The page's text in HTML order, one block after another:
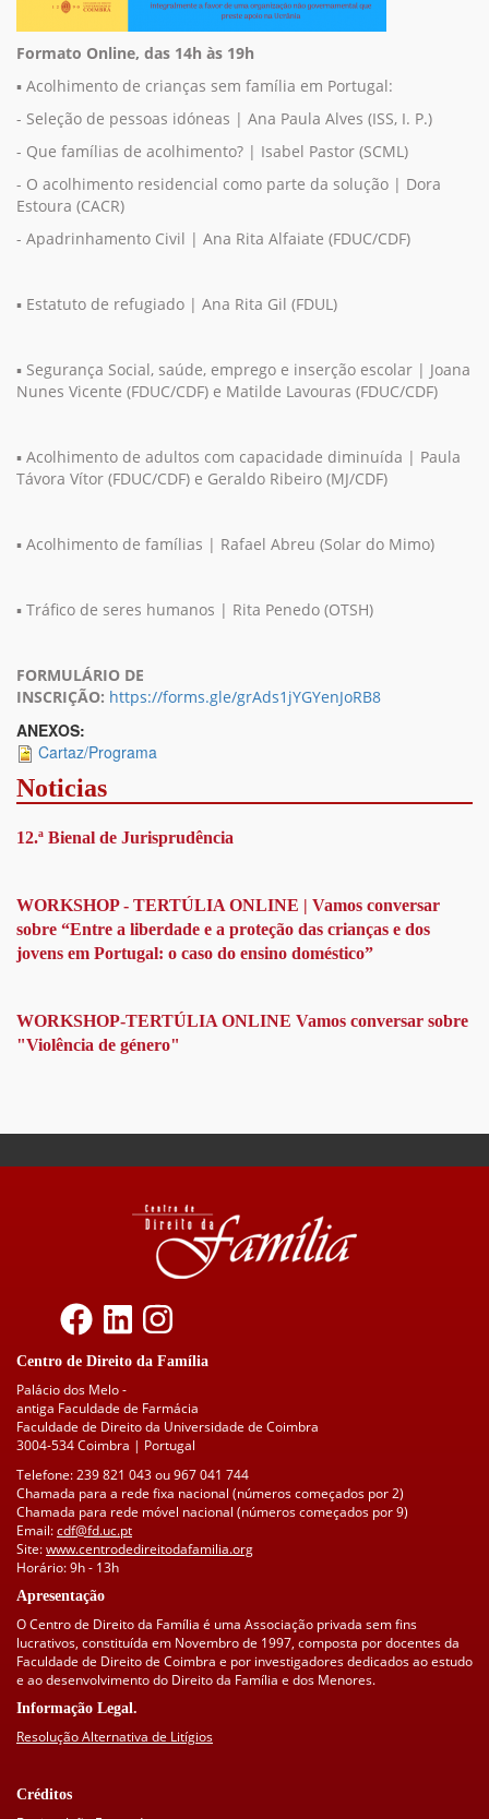
Formato Online, das 14h às 19h
▪︎ Acolhimento de crianças sem família em Portugal:
- Seleção de pessoas idóneas | Ana Paula Alves (ISS, I. P.)
- Que famílias de acolhimento? | Isabel Pastor (SCML)
- O acolhimento residencial como parte da solução | Dora
Estoura (CACR)
- Apadrinhamento Civil | Ana Rita Alfaiate (FDUC/CDF)
▪︎ Estatuto de refugiado | Ana Rita Gil (FDUL)
▪︎ Segurança Social, saúde, emprego e inserção escolar | Joana
Nunes Vicente (FDUC/CDF) e Matilde Lavouras (FDUC/CDF)
▪︎ Acolhimento de adultos com capacidade diminuída | Paula
Távora Vítor (FDUC/CDF) e Geraldo Ribeiro (MJ/CDF)
▪︎ Acolhimento de famílias | Rafael Abreu (Solar do Mimo)
▪︎ Tráfico de seres humanos | Rita Penedo (OTSH)
FORMULÁRIO DE
INSCRIÇÃO: https://forms.gle/grAds1jYGYenJoRB8
ANEXOS:
Cartaz/Programa
Noticias
12.ª Bienal de Jurisprudência
WORKSHOP - TERTÚLIA ONLINE | Vamos conversar
sobre “Entre a liberdade e a proteção das crianças e dos
jovens em Portugal: o caso do ensino doméstico”
WORKSHOP-TERTÚLIA ONLINE Vamos conversar sobre
"Violência de género"
Centro de Direito da Família
Palácio dos Melo -
antiga Faculdade de Farmácia
Faculdade de Direito da Universidade de Coimbra
3004-534 Coimbra | Portugal
Telefone: 239 821 043 ou 967 041 744
Chamada para a rede fixa nacional (números começados por 2)
Chamada para rede móvel nacional (números começados por 9)
Email:cdf@fd.uc.pt
Site:www.centrodedireitodafamilia.org
Horário: 9h - 13h
Apresentação
O Centro de Direito da Família é uma Associação privada sem fins
lucrativos, constituída em Novembro de 1997, composta por docentes da
Faculdade de Direito de Coimbra e por investigadores dedicados ao estudo
e ao desenvolvimento do Direito da Família e dos Menores.
Informação Legal.
Resolução Alternativa de Litígios
Créditos